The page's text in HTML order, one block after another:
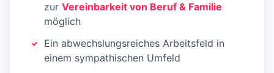
zur Vereinbarkeit von Beruf & Familie
möglich
Ein abwechslungsreiches Arbeitsfeld in
einem sympathischen Umfeld